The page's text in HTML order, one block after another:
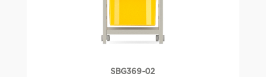
SBG369-02